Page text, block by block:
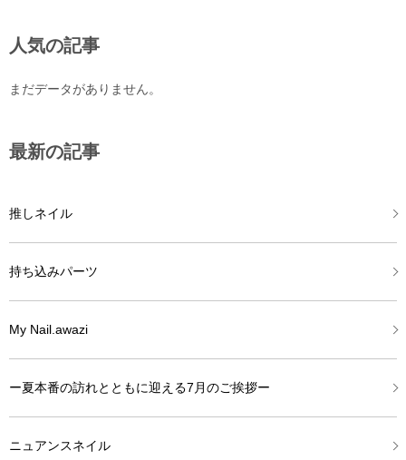
人気の記事
まだデータがありません。
最新の記事
推しネイル
持ち込みパーツ
My Nail.awazi
ー夏本番の訪れとともに迎える7月のご挨拶ー
ニュアンスネイル